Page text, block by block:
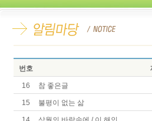
번호
16 참 좋은글
15 불평이 없는 삶